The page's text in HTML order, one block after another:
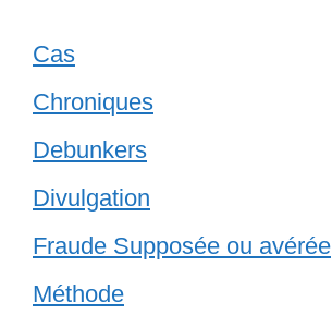
Cas
Chroniques
Debunkers
Divulgation
Fraude Supposée ou avérée
Méthode